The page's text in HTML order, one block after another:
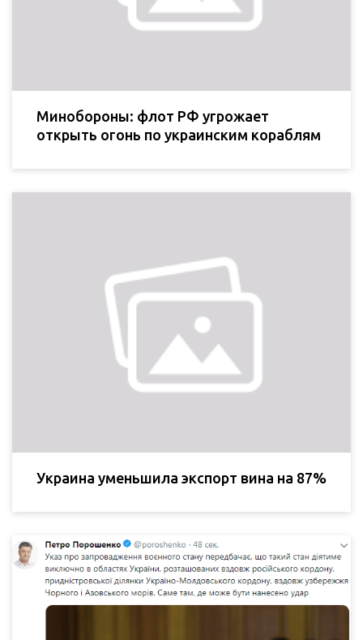
Минобороны: флот РФ угрожает
открыть огонь по украинским кораблям
Украина уменьшила экспорт вина на 87%